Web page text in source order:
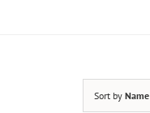
Sort by Name